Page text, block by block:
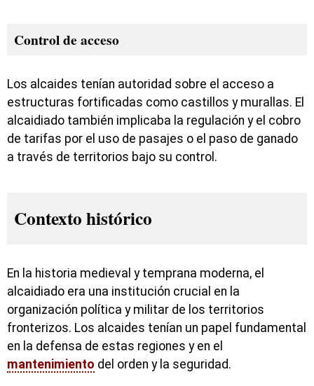
Control de acceso
Los alcaides tenían autoridad sobre el acceso a
estructuras fortificadas como castillos y murallas. El
alcaidiado también implicaba la regulación y el cobro
de tarifas por el uso de pasajes o el paso de ganado
a través de territorios bajo su control.
Contexto histórico
En la historia medieval y temprana moderna, el
alcaidiado era una institución crucial en la
organización política y militar de los territorios
fronterizos. Los alcaides tenían un papel fundamental
en la defensa de estas regiones y en el
mantenimiento del orden y la seguridad.